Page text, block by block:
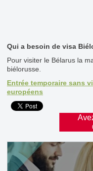
Qui a besoin de visa
Pour visiter le Bélarus la
biélorusse.
Entrée temporaire sans
européens